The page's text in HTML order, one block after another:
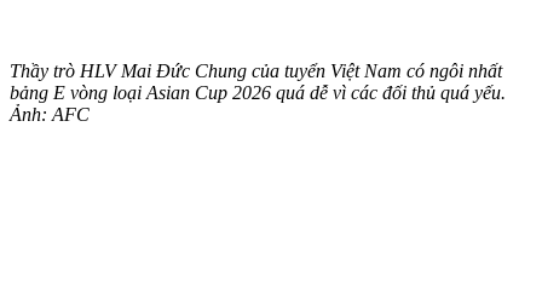
Thầy trò HLV Mai Đức Chung của tuyển Việt Nam có ngôi nhất
bảng E vòng loại Asian Cup 2026 quá dễ vì các đối thủ quá yếu.
Ảnh: AFC